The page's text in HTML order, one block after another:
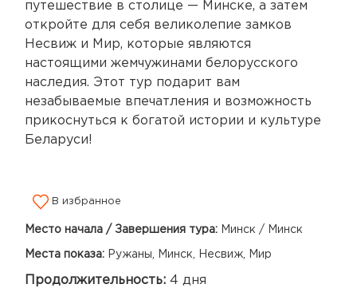
путешествие в столице — Минске, а затем
откройте для себя великолепие замков
Несвиж и Мир, которые являются
настоящими жемчужинами белорусского
наследия. Этот тур подарит вам
незабываемые впечатления и возможность
прикоснуться к богатой истории и культуре
Беларуси!
В избранное
Место начала / Завершения тура: Минск / Минск
Места показа: Ружаны, Минск, Несвиж, Мир
Продолжительность: 4 дня